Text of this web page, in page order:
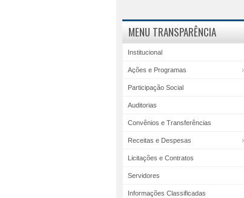
MENU TRANSPARÊNCIA
Institucional
Ações e Programas
Participação Social
Auditorias
Convênios e Transferências
Receitas e Despesas
Licitações e Contratos
Servidores
Informações Classificadas